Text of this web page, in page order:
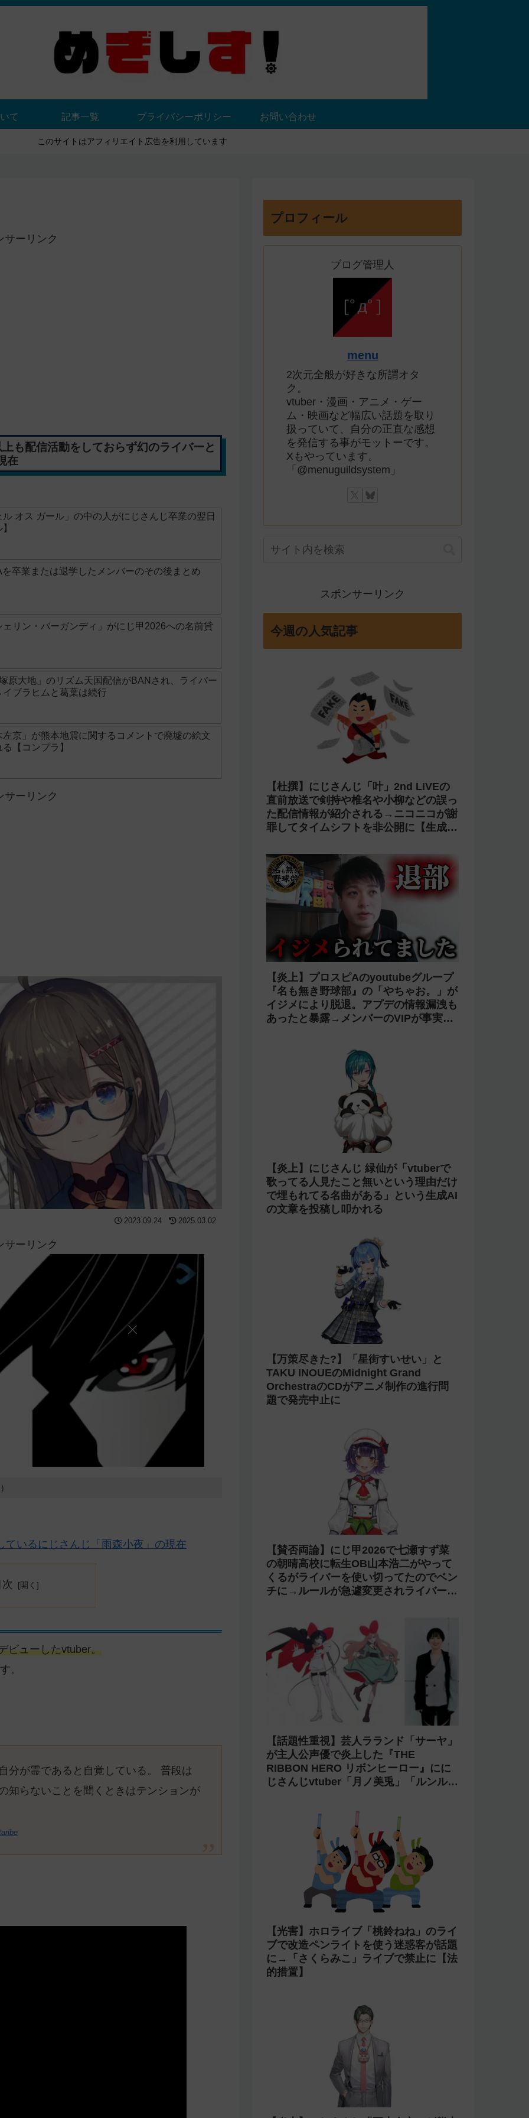
て 記事一覧 プライバシーポリシー お問い合わせ
このサイトはアフィリエイト広告を利用しています
サーリンク
も配信活動をしておらず幻のライバーと
在
オス ガール」の中の人がにじさんじ卒業の翌日
卒業または退学したメンバーのその後まとめ
リン・バーガンディ」がにじ甲2026への名前貸
原大地」のリズム天国配信がBANされ、ライバー
ブラヒムと葛葉は続行
京」が熊本地震に関するコメントで廃墟の絵文
【コンプラ】
サーリンク
2023.09.24 2025.03.02
サーリンク
いるにじさんじ「雨森小夜」の現在
ビューしたvtuber。
。
分が霊であると自覚している。 普段は
知らないことを聞くときはテンションが
プロフィール
ブログ管理人
menu
2次元全般が好きな所謂オタ
ク。
vtuber・漫画・アニメ・ゲー
ム・映画など幅広い話題を取り
扱っていて、自分の正直な感想
を発信する事がモットーです。
Xもやっています。
「@menuguildsystem」
スポンサーリンク
今週の人気記事
【杜撰】にじさんじ「叶」2nd LIVEの
直前放送で剣持や椎名や小柳などの誤っ
た配信情報が紹介される→ニコニコが謝
罪してタイムシフトを非公開に【生成
【炎上】プロスピAのyoutubeグループ
『名も無き野球部』の「やちゃお。」が
イジメにより脱退。アプデの情報漏洩も
あったと暴露→メンバーのVIPが事実無
【炎上】にじさんじ 緑仙が「vtuberで
歌ってる人見たこと無いという理由だけ
で埋もれてる名曲がある」という生成AI
の文章を投稿し叩かれる
【万策尽きた?】「星街すいせい」と
TAKU INOUEのMidnight Grand
OrchestraのCDがアニメ制作の進行問
題で発売中止に
【賛否両論】にじ甲2026で七瀬すず菜
の朝晴高校に転生OB山本浩二がやって
くるがライバーを使い切ってたのでベン
チに→ルールが急遽変更されライバーの
【話題性重視】芸人ラランド「サーヤ」
が主人公声優で炎上した『THE
RIBBON HERO リボンヒーロー』にに
じさんじvtuber「月ノ美兎」「ルンル
【光害】ホロライブ「桃鈴ねね」のライ
ブで改造ペンライトを使う迷惑客が話題
に→「さくらみこ」ライブで禁止に【法
的措置】